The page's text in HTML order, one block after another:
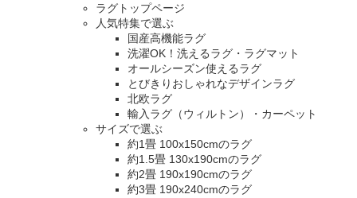
ラグトップページ
人気特集で選ぶ
国産高機能ラグ
洗濯OK！洗えるラグ・ラグマット
オールシーズン使えるラグ
とびきりおしゃれなデザインラグ
北欧ラグ
輸入ラグ（ウィルトン）・カーペット
サイズで選ぶ
約1畳 100x150cmのラグ
約1.5畳 130x190cmのラグ
約2畳 190x190cmのラグ
約3畳 190x240cmのラグ